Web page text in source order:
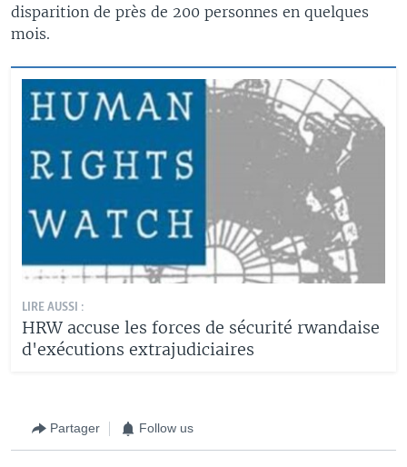
disparition de près de 200 personnes en quelques
mois.
LIRE AUSSI :
HRW accuse les forces de sécurité rwandaise
d'exécutions extrajudiciaires
Partager Follow us